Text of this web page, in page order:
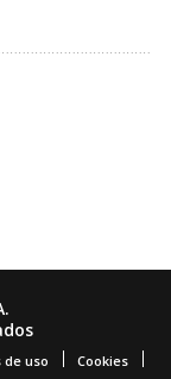
de uso Cookies